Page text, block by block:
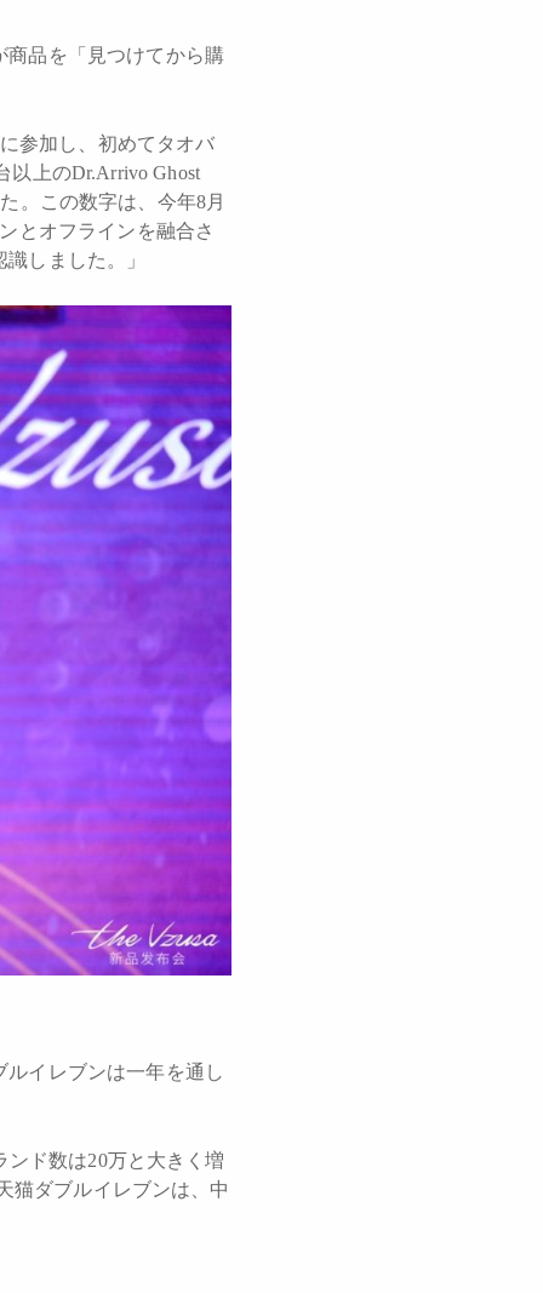
商品を「見つけてから購
参加し、初めてタオバ
以上のDr.Arrivo Ghost
。この数字は、今年8月
とオフラインを融合さ
しました。」
イレブンは一年を通し
ド数は20万と大きく増
猫ダブルイレブンは、中